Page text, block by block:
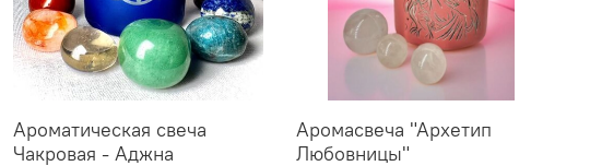
Ароматическая свеча
Чакровая - Аджна
Аромасвеча "Архетип
Любовницы"